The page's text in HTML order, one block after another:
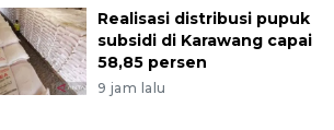
Realisasi distribusi pupuk
subsidi di Karawang capai
58,85 persen
9 jam lalu